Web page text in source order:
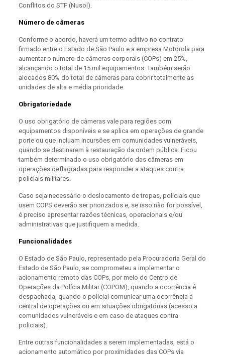
Conflitos do STF (Nusol).
Número de câmeras
Conforme o acordo, haverá um termo aditivo no contrato
firmado entre o Estado de São Paulo e a empresa Motorola para
aumentar o número de câmeras corporais (COPs) em 25%,
alcançando o total de 15 mil equipamentos. Também serão
alocados 80% do total de câmeras para cobrir totalmente as
unidades de alta e média prioridade.
Obrigatoriedade
O uso obrigatório de câmeras vale para regiões com
equipamentos disponíveis e se aplica em operações de grande
porte ou que incluam incursões em comunidades vulneráveis,
quando se destinarem à restauração da ordem pública. Ficou
também determinado o uso obrigatório das câmeras em
operações deflagradas para responder a ataques contra
policiais militares.
Caso seja necessário o deslocamento de tropas, policiais que
usem COPS deverão ser priorizados e, se isso não for possível,
é preciso apresentar razões técnicas, operacionais e/ou
administrativas que justifiquem a medida.
Funcionalidades
O Estado de São Paulo, representado pela Procuradoria Geral do
Estado de São Paulo, se comprometeu a implementar o
acionamento remoto das COPs, por meio do Centro de
Operações da Polícia Militar (COPOM), quando a ocorrência é
despachada, quando o policial comunicar uma ocorrência à
central de operações ou em situações obrigatórias (acesso a
comunidades vulneráveis e em caso de ataques contra
policiais).
Entre outras funcionalidades a serem implementadas, está o
acionamento automático por proximidades das COPs via